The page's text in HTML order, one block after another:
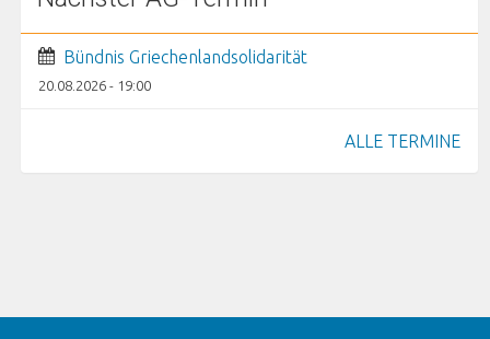
Bündnis Griechenlandsolidarität
20.08.2026 - 19:00
ALLE TERMINE